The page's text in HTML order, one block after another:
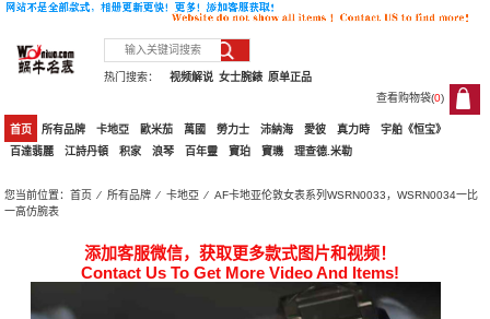
热门搜索： 原单正品
女士腕錶
视频解说
查看购物袋(0)
0
首页 所有品牌 卡地亞 歐米茄 萬國 勞力士 沛納海 愛彼 真力時
宇舶《恒宝》
百達翡麗
江詩丹頓 积家 浪琴 百年靈 寶珀 寶璣 理查德.米勒
您当前位置：首页 ⁄所有品牌 ⁄卡地亞 ⁄ AF卡地亚伦敦女表系列WSRN0033，WSRN0034一比
一高仿腕表
添加客服微信，获取更多款式图片和视频！
Contact Us To Get More Video And Items!